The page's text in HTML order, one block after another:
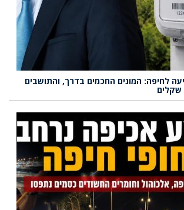
לחיפה: המונים החכמים בדרך, והתושבים
שקלים